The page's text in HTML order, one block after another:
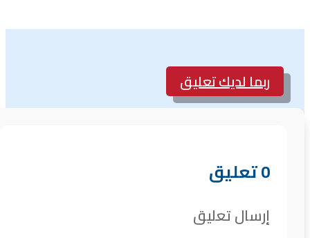
ربما لديك تعليق
0 تعليق
إرسال تعليق